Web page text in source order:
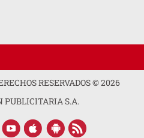
RESERVADOS ©2026
PUBLICITARIA S.A.